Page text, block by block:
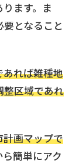
ます。ま
となること
れば雑種地
整区域であれ
画マップで
簡単にアク